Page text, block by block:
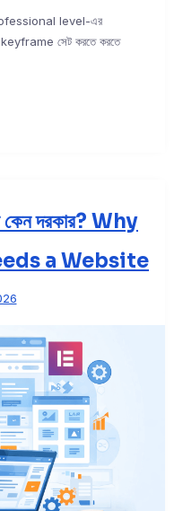
level-এর
সেট করতে করতে
কেন দরকার? Why
a Website